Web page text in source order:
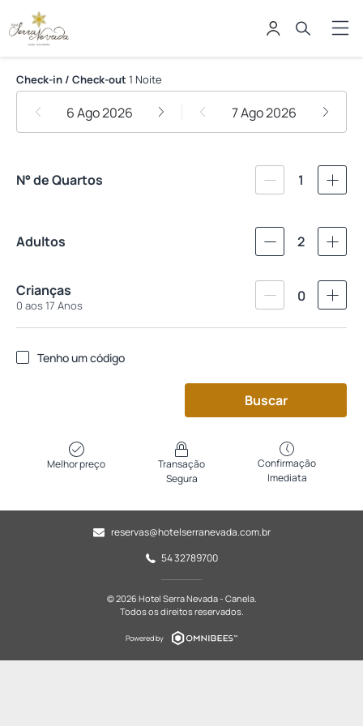
Hotel Serra Nevada - Canela
Check-in / Check-out 1 Noite
6 Ago 2026 7 Ago 2026
N° de Quartos 1
Adultos 2
Crianças
0 aos 17 Anos
0
Tenho um código
Buscar
Melhor preço
Transação
Segura
Confirmação
Imediata
reservas@hotelserranevada.com.br
54 32789700
© 2026 Hotel Serra Nevada - Canela.
Todos os direitos reservados.
Powered by